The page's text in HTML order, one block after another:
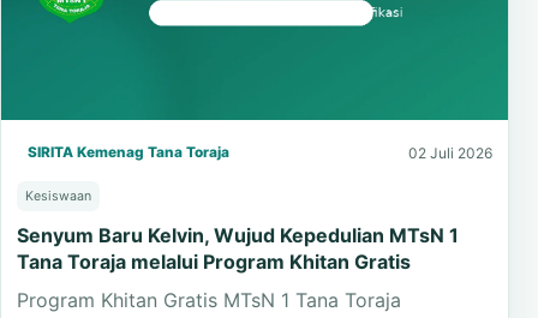
SIRITA Kemenag Tana Toraja 02 Juli 2026
Kesiswaan